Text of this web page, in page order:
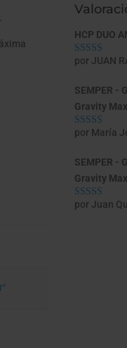
HCP DUO
Valorado con
por JUAN
SEMPER -
Gravity
Valorado con
por María
SEMPER -
Gravity
Valorado con
por Juan